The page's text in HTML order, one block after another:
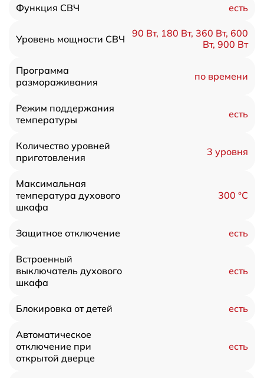
Функция СВЧ есть
Уровень мощности СВЧ
90 Вт, 180 Вт, 360 Вт, 600
Вт, 900 Вт
Программа
размораживания
по времени
Режим поддержания
температуры
есть
Количество уровней
приготовления
3 уровня
Максимальная
температура духового
шкафа
300 °С
Защитное отключение есть
Встроенный
выключатель духового
шкафа
есть
Блокировка от детей есть
Автоматическое
отключение при
открытой дверце
есть